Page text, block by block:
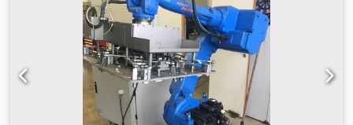
2300mm x 1900mm x 1700mm (largo x ancho x alto) - Peso
de transporte [kg]: 1120kg Credpfx Ahoyic Ifsfsf - Número
de bultos para transporte [uds.]: 2 Información financiera
IVA: El precio indicado es neto, más IVA. IVA / Imposición
de margen: El IVA es deducible para empresas. Entrega y
recompra posible en cualquier momento para todo el
sector industrial. Lukas van Rossum